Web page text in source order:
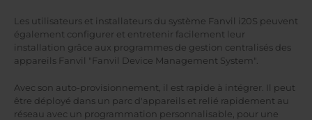
Les utilisateurs et installateurs du système Fanvil i20S peuvent
également configurer et entretenir facilement leur
installation grâce aux programmes de gestion centralisés des
appareils Fanvil "Fanvil Device Management System".
Avec son auto-provisionnement, il est rapide à intégrer. Il peut
être déployé dans un parc d'appareils et relié rapidement au
réseau avec un programmation personnalisable, pour une